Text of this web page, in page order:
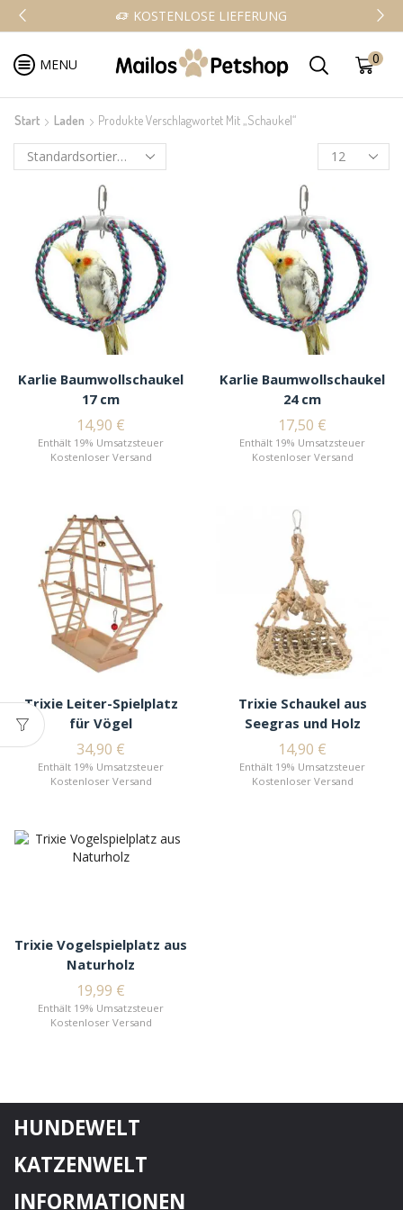
KOSTENLOSE LIEFERUNG
MENU 0
Start Laden Produkte Verschlagwortet Mit „Schaukel“
Karlie Baumwollschaukel
17 cm
14,90 €
Enthält 19% Umsatzsteuer
Kostenloser Versand
Karlie Baumwollschaukel
24 cm
17,50 €
Enthält 19% Umsatzsteuer
Kostenloser Versand
Trixie Leiter-Spielplatz
für Vögel
34,90 €
Enthält 19% Umsatzsteuer
Kostenloser Versand
Trixie Schaukel aus
Seegras und Holz
14,90 €
Enthält 19% Umsatzsteuer
Kostenloser Versand
Trixie Vogelspielplatz aus
Naturholz
19,99 €
Enthält 19% Umsatzsteuer
Kostenloser Versand
HUNDEWELT
KATZENWELT
INFORMATIONEN